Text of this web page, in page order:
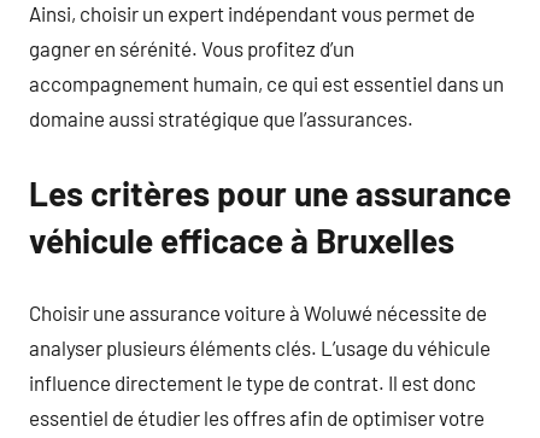
Ainsi, choisir un expert indépendant vous permet de
gagner en sérénité. Vous profitez d’un
accompagnement humain, ce qui est essentiel dans un
domaine aussi stratégique que l’assurances.
Les critères pour une assurance
véhicule efficace à Bruxelles
Choisir une assurance voiture à Woluwé nécessite de
analyser plusieurs éléments clés. L’usage du véhicule
influence directement le type de contrat. Il est donc
essentiel de étudier les offres afin de optimiser votre